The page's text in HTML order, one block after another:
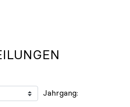
Jahrgang: